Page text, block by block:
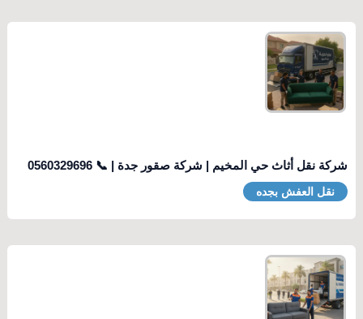
شركة نقل أثاث حي المخيم | شركة صقور جدة | 📞 0560329696
نقل العفش بجده